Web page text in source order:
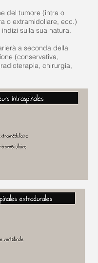
del tumore (intra o
o extramidollare, ecc.)
sulla sua natura.
a seconda della
(conservativa,
chirurgia,